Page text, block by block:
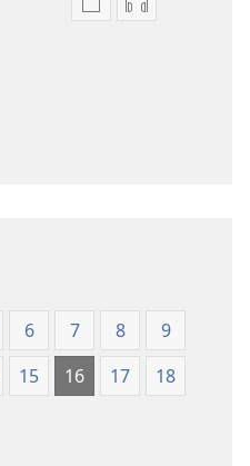
Sipilliton
Naeng
Mangolu
di
Tano
Sipiliton
Naeng
Mangolu
di
Tano
6 7 8
9
15 16 17
18